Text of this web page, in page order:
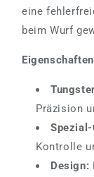
eine
beim Wurf
Präzision
Kontrolle
Design: